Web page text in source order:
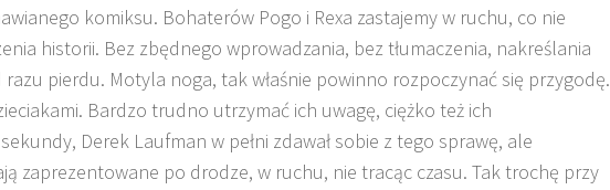
komiksu. Bohaterów Pogo i Rexa zastajemy w ruchu, co nie
historii. Bez zbędnego wprowadzania, bez tłumaczenia, nakreślania
pierdu. Motyla noga, tak właśnie powinno rozpoczynać się przygodę.
Bardzo trudno utrzymać ich uwagę, ciężko też ich
Derek Laufman w pełni zdawał sobie z tego sprawę, ale
zaprezentowane po drodze, w ruchu, nie tracąc czasu. Tak trochę przy